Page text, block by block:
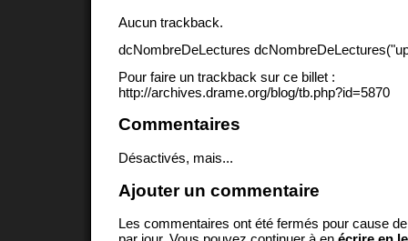
Aucun trackback.
dcNombreDeLectures
Pour faire un trackback sur ce billet :
http://archives.drame.org/blog/tb.php?id=5870
Commentaires
Désactivés, mais...
Ajouter un commentaire
Les commentaires ont été fermés pour cause